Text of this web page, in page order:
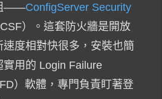
——ConfigServer Security
CSF）。這套防火牆是開放
速度相對快很多，安裝也簡
用的 Login Failure
）軟體，專門負責盯著登